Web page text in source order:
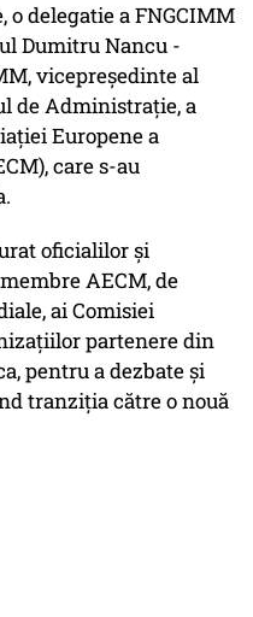
o delegatie a FNGCIMM
Dumitru Nancu -
vicepreședinte al
de Administrație, a
Europene a
care s-au
oficialilor și
AECM, de
ai Comisiei
partenere din
pentru a dezbate și
tranziția către o nouă